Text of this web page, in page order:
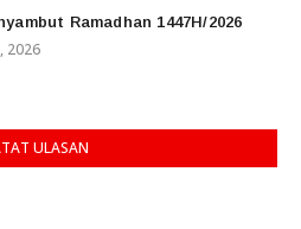
Ramadhan 1447H/2026
2026
ULASAN